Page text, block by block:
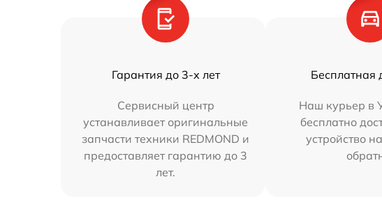
Гарантия до 3-х лет
Сервисный центр
устанавливает оригинальные
запчасти техники REDMOND и
предоставляет гарантию до 3
лет.
Бесплатная
Наш курьер в
бесплатно
устройство